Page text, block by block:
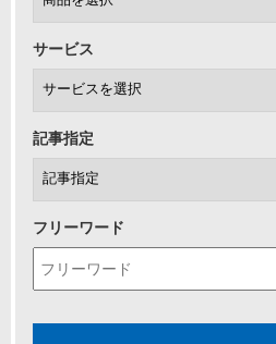
サービス
記事指定
フリーワード